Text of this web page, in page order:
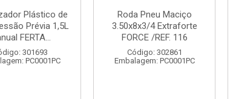
Plástico de
Prévia 1,5L
FERTA...
301693
PC0001PC
Roda Pneu Maciço
3.50x8x3/4 Extraforte
FORCE /REF. 116
Código: 302861
Embalagem: PC0001PC